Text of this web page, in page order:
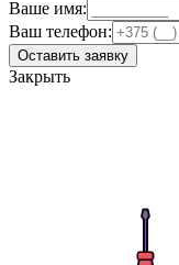
Ваше имя:
Ваш телефон:
Оставить заявку
Закрыть